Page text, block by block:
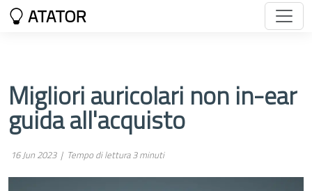
ATATOR
Migliori auricolari non in-ear
guida all'acquisto
16 Jun 2023 | Tempo di lettura 3 minuti